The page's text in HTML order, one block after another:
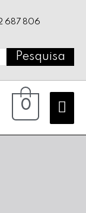
687 806
Pesquisa
0